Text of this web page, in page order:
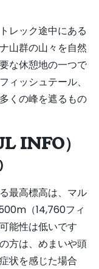
レック途中にある
山群の山々を自然
な休憩地の一つで
ィッシュテール、
くの峰を遮るもの
INFO）
最高標高は、マル
（14,760フィ
能性は低いです
方は、めまいや頭
状を感じた場合